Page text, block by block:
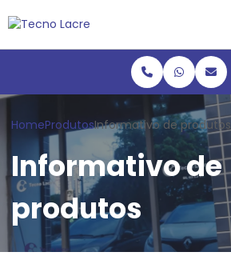
HomeProdutosInformativo de produtos
Informativo de
produtos